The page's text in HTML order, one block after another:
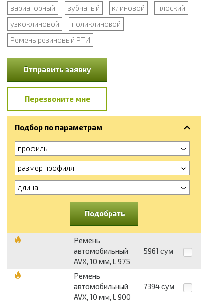
вариаторный зубчатый клиновой
плоский
узкоклиновой
поликлиновой
Ремень резиновый РТИ
Отправить заявку
Перезвоните мне
Подбор по параметрам
профиль
размер профиля
длина
Подобрать
Ремень
автомобильный
AVX, 10 мм, L 975
5961 сум
Ремень
автомобильный
AVX, 10 мм, L 900
7394 сум